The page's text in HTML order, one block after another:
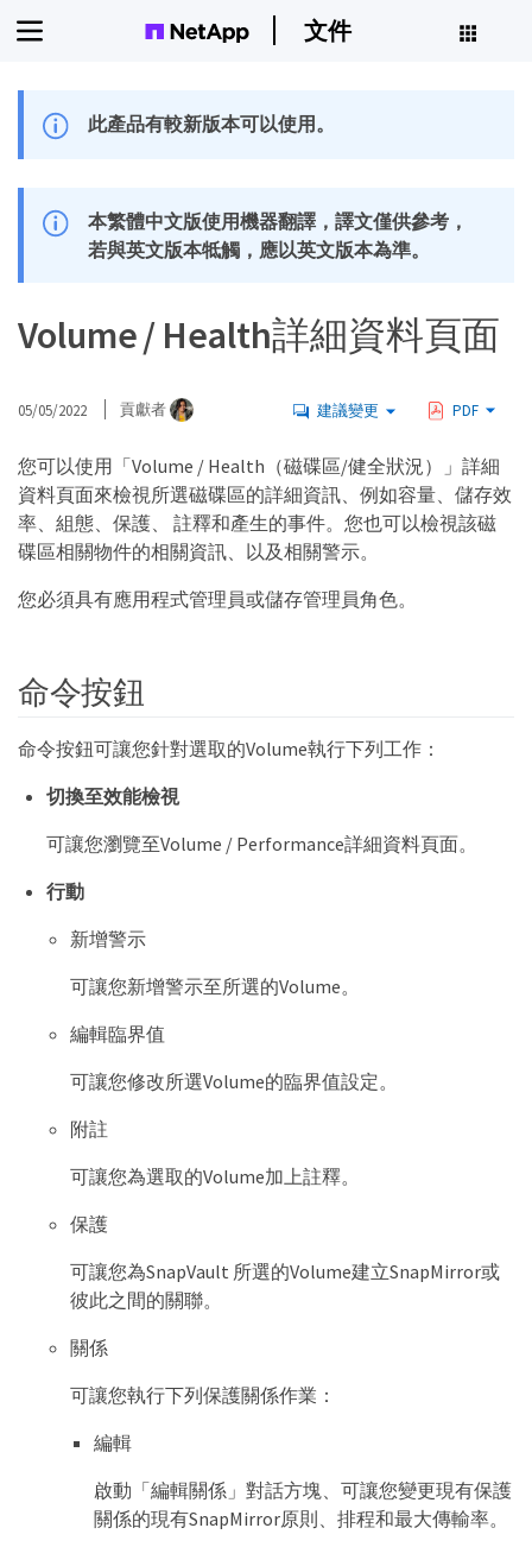
文件
此產品有較新版本可以使用。
本繁體中文版使用機器翻譯，譯文僅供參考，
若與英文版本牴觸，應以英文版本為準。
Volume / Health詳細資料頁面
05/05/2022 貢獻者 建議變更 PDF
您可以使用「Volume / Health（磁碟區/健全狀況）」詳細
資料頁面來檢視所選磁碟區的詳細資訊、例如容量、儲存效
率、組態、保護、 註釋和產生的事件。您也可以檢視該磁
碟區相關物件的相關資訊、以及相關警示。
您必須具有應用程式管理員或儲存管理員角色。
命令按鈕
命令按鈕可讓您針對選取的Volume執行下列工作：
切換至效能檢視
可讓您瀏覽至Volume / Performance詳細資料頁面。
行動
新增警示
可讓您新增警示至所選的Volume。
編輯臨界值
可讓您修改所選Volume的臨界值設定。
附註
可讓您為選取的Volume加上註釋。
保護
可讓您為SnapVault 所選的Volume建立SnapMirror或
彼此之間的關聯。
關係
可讓您執行下列保護關係作業：
編輯
啟動「編輯關係」對話方塊、可讓您變更現有保護
關係的現有SnapMirror原則、排程和最大傳輸率。